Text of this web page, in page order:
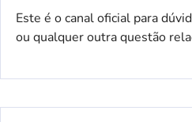
Este é o canal oficial para
ou qualquer outra questão